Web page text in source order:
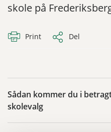
skole på
Print Del
Sådan kommer du i
skolevalg